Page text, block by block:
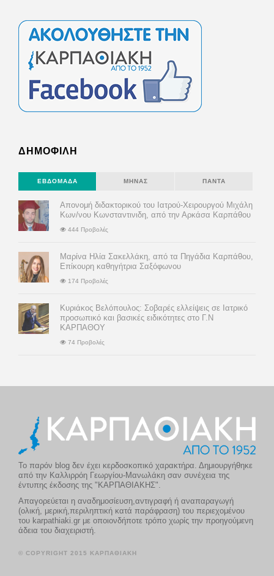
ΔΗΜΟΦΙΛΗ
ΕΒΔΟΜΆΔΑ ΜΉΝΑΣ ΠΆΝΤΑ
Απονομή διδακτορικού του Ιατρού-Χειρουργού Μιχάλη
Κων/νου Κωνσταντινιδη, από την Αρκάσα Καρπάθου
444 Προβολές
Μαρίνα Ηλία Σακελλάκη, από τα Πηγάδια Καρπάθου,
Επίκουρη καθηγήτρια Σαξόφωνου
174 Προβολές
Κυριάκος Βελόπουλος: Σοβαρές ελλείψεις σε Ιατρικό
προσωπικό και βασικές ειδικότητες στο Γ.Ν
ΚΑΡΠΑΘΟΥ
74 Προβολές
Το παρόν blog δεν έχει κερδοσκοπικό χαρακτήρα. Δημιουργήθηκε
από την Καλλιρρόη Γεωργίου-Μανωλάκη σαν συνέχεια της
έντυπης έκδοσης της "ΚΑΡΠΑΘΙΑΚΗΣ".
Απαγορεύεται η αναδημοσίευση,αντιγραφή ή αναπαραγωγή
(ολική, μερική,περιληπτική κατά παράφραση) του περιεχομένου
του karpathiaki.gr με οποιονδήποτε τρόπο χωρίς την προηγούμενη
άδεια του διαχειριστή.
© COPYRIGHT 2015 ΚΑΡΠΑΘΙΑΚΗ